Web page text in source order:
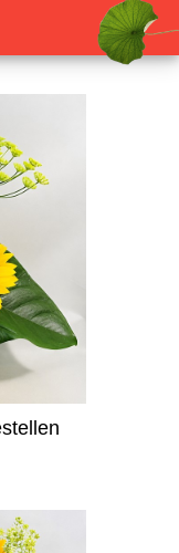
oder Brailliezeile,
oder Brailliezeile,